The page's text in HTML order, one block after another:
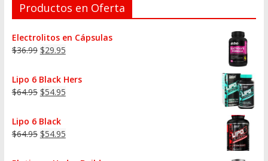
Productos en Oferta
Electrolitos en Cápsulas
$36.99 $29.95
Lipo 6 Black Hers
$64.95 $54.95
Lipo 6 Black
$64.95 $54.95